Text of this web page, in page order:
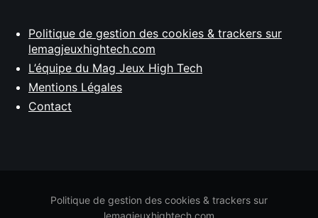
Politique de gestion des cookies & trackers sur
lemagjeuxhightech.com
L’équipe du Mag Jeux High Tech
Mentions Légales
Contact
Politique de gestion des cookies & trackers sur
lemagjeuxhightech.com